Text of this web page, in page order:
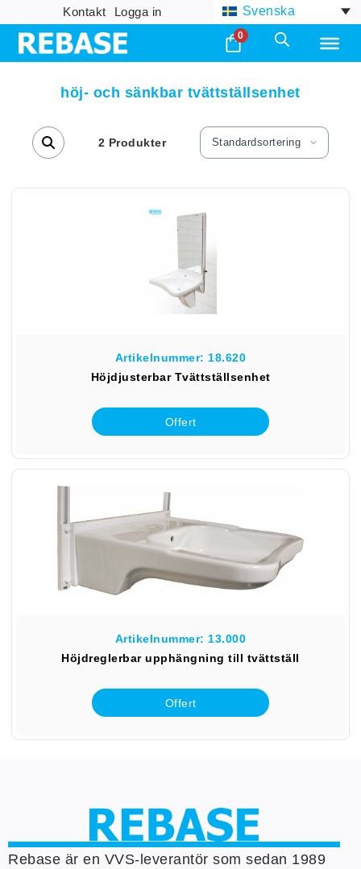
Kontakt Logga in Svenska
0
höj- och sänkbar tvättställsenhet
2 Produkter Standardsortering
Artikelnummer: 18.620
Höjdjusterbar Tvättställsenhet
Offert
Artikelnummer: 13.000
Höjdreglerbar upphängning till tvättställ
Offert
Rebase är en VVS-leverantör som sedan 1989